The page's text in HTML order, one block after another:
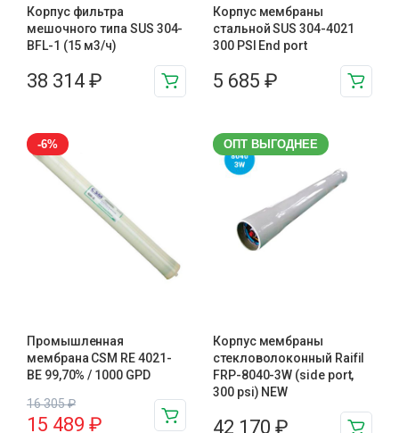
Корпус фильтра
мешочного типа SUS 304-
BFL-1 (15 м3/ч)
38 314 ₽
Корпус мембраны
стальной SUS 304-4021
300 PSI End port
5 685 ₽
-6%
Промышленная
мембрана CSM RE 4021-
BE 99,70% / 1000 GPD
16 305₽
15 489 ₽
ОПТ ВЫГОДНЕЕ
Корпус мембраны
стекловолоконный Raifil
FRP-8040-3W (side port,
300 psi) NEW
42 170 ₽